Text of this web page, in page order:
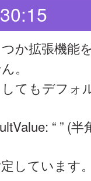
か拡張機能
。
てもデフォ
“ ” (
しています